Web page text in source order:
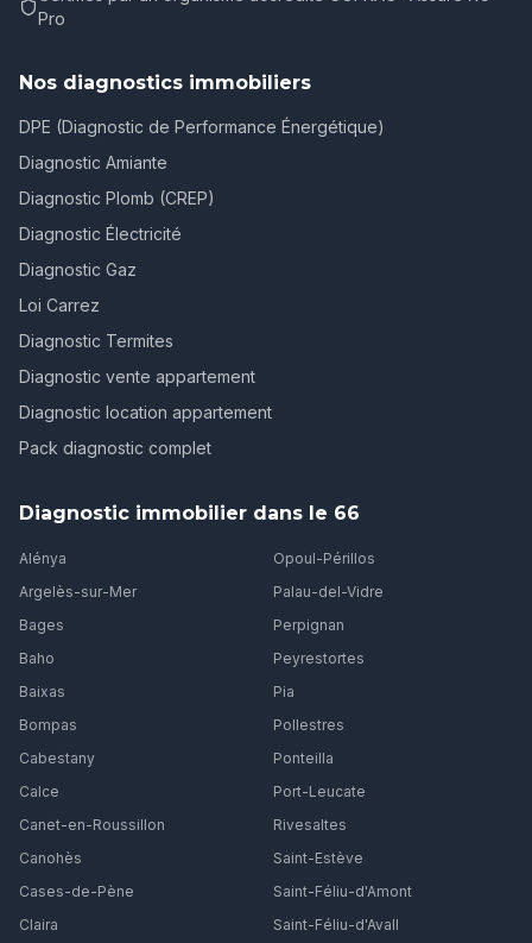
Pro
Nos diagnostics immobiliers
DPE (Diagnostic de Performance Énergétique)
Diagnostic Amiante
Diagnostic Plomb (CREP)
Diagnostic Électricité
Diagnostic Gaz
Loi Carrez
Diagnostic Termites
Diagnostic vente appartement
Diagnostic location appartement
Pack diagnostic complet
Diagnostic immobilier dans le 66
Alénya
Argelès-sur-Mer
Bages
Baho
Baixas
Bompas
Cabestany
Calce
Canet-en-Roussillon
Canohès
Cases-de-Pène
Claira
Opoul-Périllos
Palau-del-Vidre
Perpignan
Peyrestortes
Pia
Pollestres
Ponteilla
Port-Leucate
Rivesaltes
Saint-Estève
Saint-Féliu-d'Amont
Saint-Féliu-d'Avall